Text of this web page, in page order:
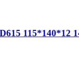
115*140*12